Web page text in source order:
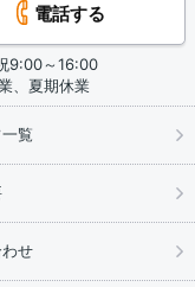
電話する
9:00～16:00
、夏期休業
覧
せ